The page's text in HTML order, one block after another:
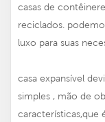
casas de
reciclados.
luxo para suas
casa expansível
simples , mão de
características,que